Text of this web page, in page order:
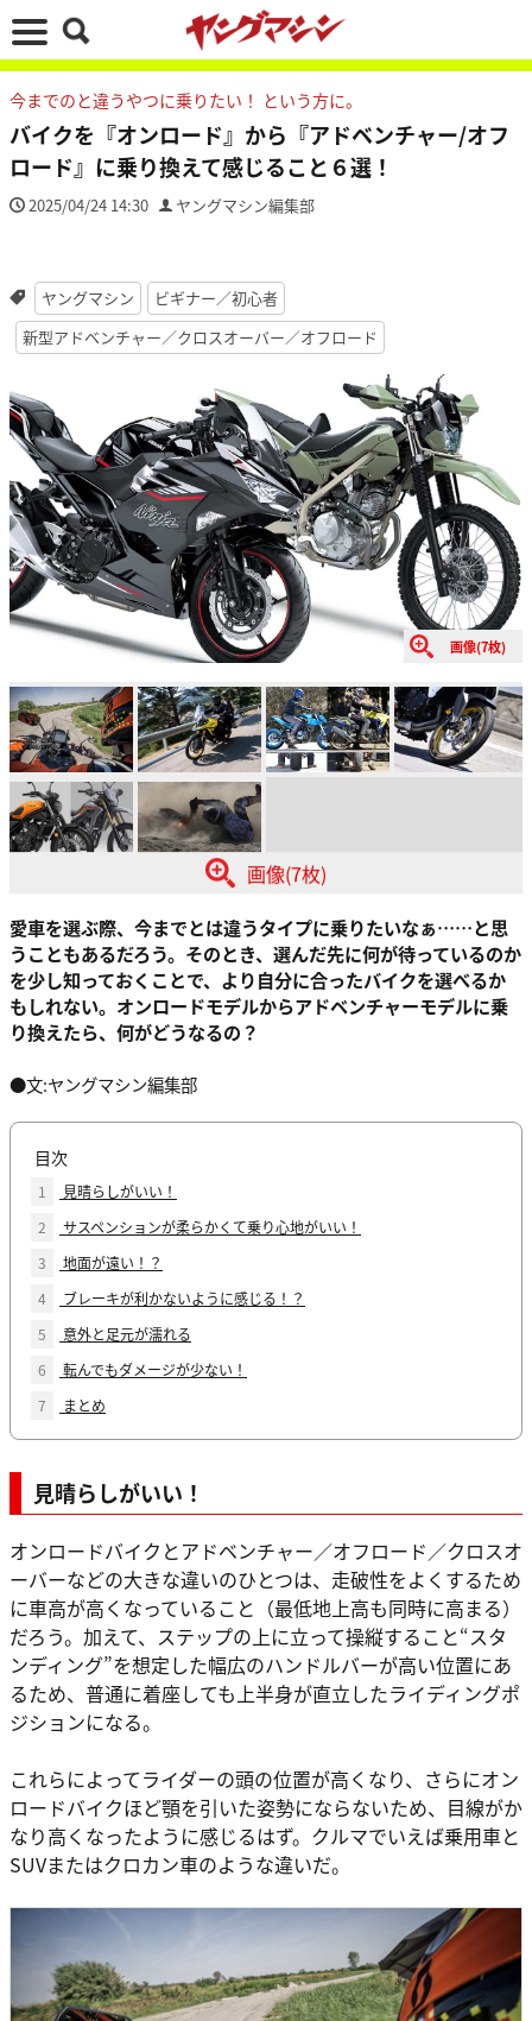
今までのと違うやつに乗りたい！ という方に。
バイクを『オンロード』から『アドベンチャー/オフ
ロード』に乗り換えて感じること６選！
2025/04/24 14:30 ヤングマシン編集部
ヤングマシン
ビギナー／初心者
新型アドベンチャー／クロスオーバー／オフロード
画像(7枚)
画像(7枚)
愛車を選ぶ際、今までとは違うタイプに乗りたいなぁ……と思
うこともあるだろう。そのとき、選んだ先に何が待っているのか
を少し知っておくことで、より自分に合ったバイクを選べるか
もしれない。オンロードモデルからアドベンチャーモデルに乗
り換えたら、何がどうなるの？
●文:ヤングマシン編集部
目次
1
見晴らしがいい！
2
サスペンションが柔らかくて乗り心地がいい！
3
地面が遠い！？
4
ブレーキが利かないように感じる！？
5
意外と足元が濡れる
6
転んでもダメージが少ない！
7
まとめ
見晴らしがいい！
オンロードバイクとアドベンチャー／オフロード／クロスオ
ーバーなどの大きな違いのひとつは、走破性をよくするため
に車高が高くなっていること（最低地上高も同時に高まる）
だろう。加えて、ステップの上に立って操縦すること“スタ
ンディング”を想定した幅広のハンドルバーが高い位置にあ
るため、普通に着座しても上半身が直立したライディングポ
ジションになる。
これらによってライダーの頭の位置が高くなり、さらにオン
ロードバイクほど顎を引いた姿勢にならないため、目線がか
なり高くなったように感じるはず。クルマでいえば乗用車と
SUVまたはクロカン車のような違いだ。